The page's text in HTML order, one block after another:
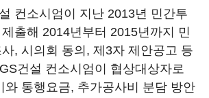
컨소시엄이 지난 2013년 민간투
출해 2014년부터 2015년까지 민
, 시의회 동의, 제3자 제안공고 등
건설 컨소시엄이 협상대상자로
와 통행요금, 추가공사비 분담 방안